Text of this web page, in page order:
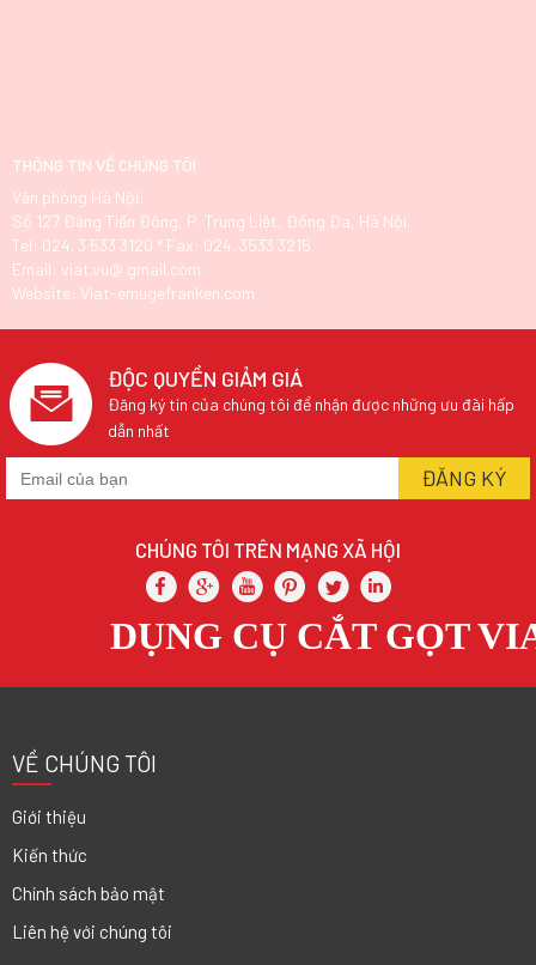
THÔNG TIN VỀ CHÚNG TÔI
Văn phòng Hà Nội:
Số 127 Đặng Tiến Đông, P. Trung Liệt, Đống Đa, Hà Nội.
Tel: 024. 3 533 3120 * Fax: 024. 3533 3215
Email: viat.vu@ gmail.com
Website: Viat-emugefranken.com
ĐỘC QUYỀN GIẢM GIÁ
Đăng ký tin của chúng tôi để nhận được những ưu đãi hấp
dẫn nhất
CHÚNG TÔI TRÊN MẠNG XÃ HỘI
DỤNG CỤ CẮT GỌT
VỀ CHÚNG TÔI
Giới thiệu
Kiến thức
Chính sách bảo mật
Liên hệ với chúng tôi